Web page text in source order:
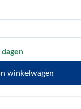
winkelwagen